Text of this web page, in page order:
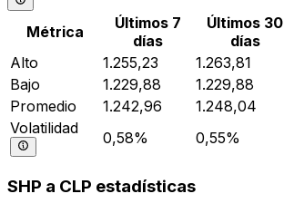
Métrica
Últimos 7
días
Últimos 30
días
Alto
1.255,23 1.263,81
Bajo
1.229,88 1.229,88
Promedio
1.242,96 1.248,04
Volatilidad
0,58% 0,55%
SHP a CLP estadísticas